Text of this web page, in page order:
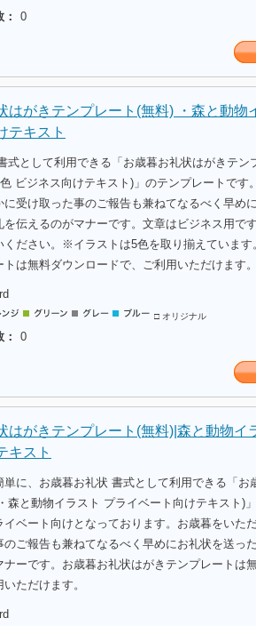
0
はがきテンプレート(無料) ・森と動物
テキスト
式として利用できる「お歳暮お礼状はがきテン
ビジネス向けテキスト)」のテンプレートです
に受け取った事のご報告も兼ねてなるべく早め
を伝えるのがマナーです。文章はビジネス用で
ください。※イラストは5色を取り揃えています
は無料ダウンロードで、ご利用いただけます。
□ オリジナル
0
はがきテンプレート(無料)|森と動物イ
キスト
単に、お歳暮お礼状 書式として利用できる「お
森と動物イラスト プライベート向けテキスト)
イベート向けとなっております。お歳暮をいた
のご報告も兼ねてなるべく早めにお礼状を送っ
ナーです。お歳暮お礼状はがきテンプレートは
ただけます。